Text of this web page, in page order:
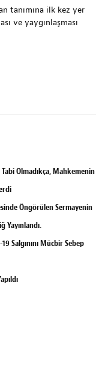
tanımına ilk kez yer
ve yaygınlaşması
Olmadıkça, Mahkemenin
Öngörülen Sermayenin
Yayınlandı.
Salgınını Mücbir Sebep